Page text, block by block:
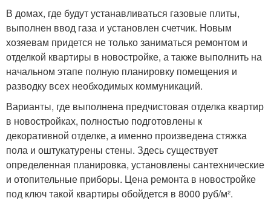
В домах, где будут устанавливаться газовые плиты,
выполнен ввод газа и установлен счетчик. Новым
хозяевам придется не только заниматься ремонтом и
отделкой квартиры в новостройке, а также выполнить на
начальном этапе полную планировку помещения и
разводку всех необходимых коммуникаций.
Варианты, где выполнена предчистовая отделка квартир
в новостройках, полностью подготовлены к
декоративной отделке, а именно произведена стяжка
пола и оштукатурены стены. Здесь существует
определенная планировка, установлены сантехнические
и отопительные приборы. Цена ремонта в новостройке
под ключ такой квартиры обойдется в 8000 руб/м².